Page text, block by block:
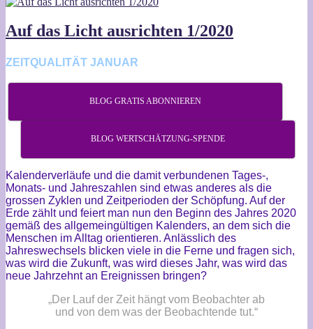
Auf das Licht ausrichten 1/2020
ZEITQUALITÄT JANUAR
BLOG GRATIS ABONNIEREN
BLOG WERTSCHÄTZUNG-SPENDE
Kalenderverläufe und die damit verbundenen Tages-,
Monats- und Jahreszahlen sind etwas anderes als die
grossen Zyklen und Zeitperioden der Schöpfung. Auf der
Erde zählt und feiert man nun den Beginn des Jahres 2020
gemäß des allgemeingültigen Kalenders, an dem sich die
Menschen im Alltag orientieren. Anlässlich des
Jahreswechsels blicken viele in die Ferne und fragen sich,
was wird die Zukunft, was wird dieses Jahr, was wird das
neue Jahrzehnt an Ereignissen bringen?
„Der Lauf der Zeit hängt vom Beobachter ab
und von dem was der Beobachtende tut.“